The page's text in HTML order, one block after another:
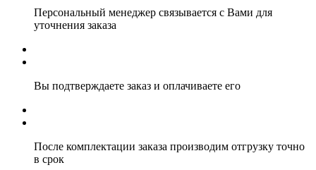
Персональный менеджер связывается с Вами для
уточнения заказа
Вы подтверждаете заказ и оплачиваете его
После комплектации заказа производим отгрузку точно
в срок